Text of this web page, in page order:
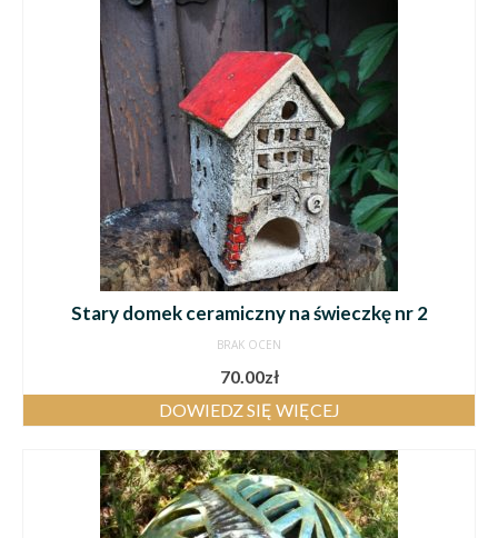
Stary domek ceramiczny na świeczkę nr 2
BRAK OCEN
70.00zł
DOWIEDZ SIĘ WIĘCEJ